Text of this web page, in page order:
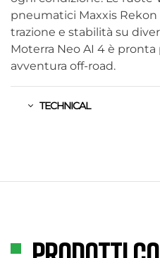
pneumatici Maxxis Rekon
trazione e stabilità su
Moterra Neo AI 4 è
avventura off-road.
TECHNICAL